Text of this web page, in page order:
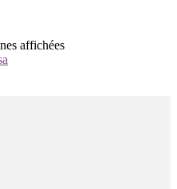
affichées